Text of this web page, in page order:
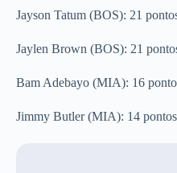
Jayson Tatum (BOS): 21
Jaylen Brown (BOS): 21
Bam Adebayo (MIA): 16
Jimmy Butler (MIA): 14